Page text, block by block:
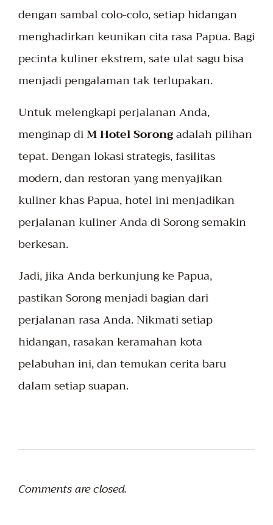
dengan sambal colo-colo, setiap hidangan
menghadirkan keunikan cita rasa Papua. Bagi
pecinta kuliner ekstrem, sate ulat sagu bisa
menjadi pengalaman tak terlupakan.
Untuk melengkapi perjalanan Anda,
menginap diM Hotel Sorongadalah pilihan
tepat. Dengan lokasi strategis, fasilitas
modern, dan restoran yang menyajikan
kuliner khas Papua, hotel ini menjadikan
perjalanan kuliner Anda di Sorong semakin
berkesan.
Jadi, jika Anda berkunjung ke Papua,
pastikan Sorong menjadi bagian dari
perjalanan rasa Anda. Nikmati setiap
hidangan, rasakan keramahan kota
pelabuhan ini, dan temukan cerita baru
dalam setiap suapan.
Comments are closed.